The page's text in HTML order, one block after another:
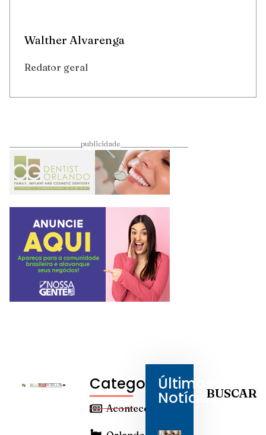
Walther Alvarenga
Redator geral
____________________publicidade___________________
Categorias
Aconteceu
Últimas
NotíciasBUSCAR